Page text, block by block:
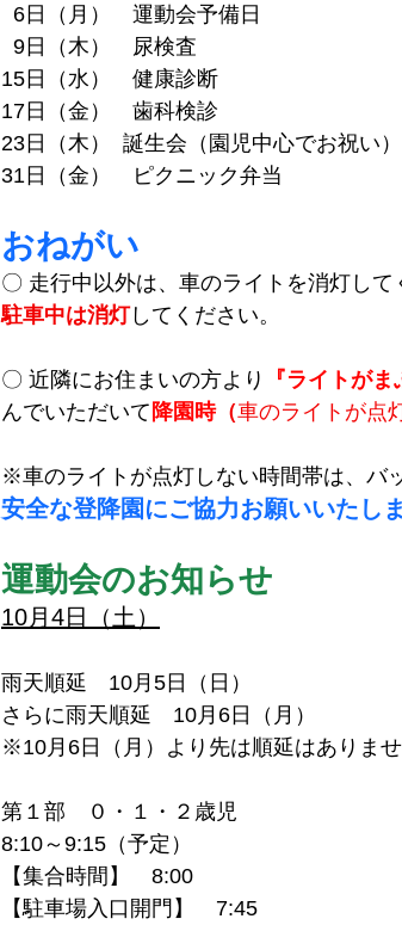
6日（月）　運動会予備日
9日（木）　尿検査
15日（水）　健康診断
17日（金）　歯科検診
23日（木）  誕生会（園児中心でお祝い）
31日（金）　ピクニック弁当
おねがい
〇 走行中以外は、車のライトを消灯し
駐車中は消灯してください。
〇 近隣にお住まいの方より 『ライトがま
んでいただいて 降園時（車のライトが点
※車のライトが点灯しない時間帯は、バ
安全な登降園にご協力お願いいたしま
運動会のお知らせ
10月4日（土）
雨天順延　10月5日（日）
さらに雨天順延　10月6日（月）
※10月6日（月）より先は順延はありま
第１部　０・１・２歳児
8:10～9:15（予定）
【集合時間】　8:00
【駐車場入口開門】　7:45